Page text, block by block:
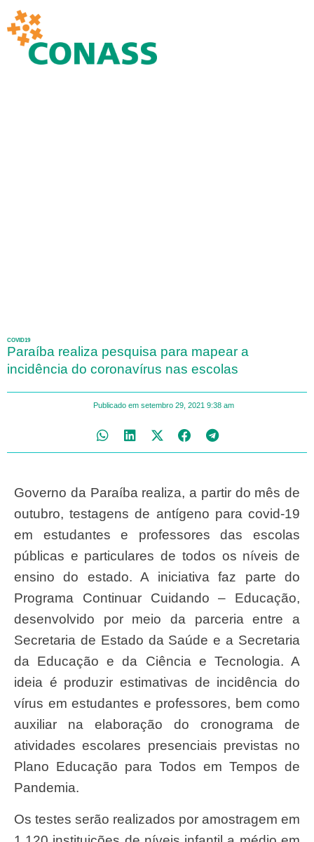
COVID19
Paraíba realiza pesquisa para mapear a
incidência do coronavírus nas escolas
Publicado em setembro 29, 2021 9:38 am
Governo da Paraíba realiza, a partir do mês de
outubro, testagens de antígeno para covid-19
em estudantes e professores das escolas
públicas e particulares de todos os níveis de
ensino do estado. A iniciativa faz parte do
Programa Continuar Cuidando – Educação,
desenvolvido por meio da parceria entre a
Secretaria de Estado da Saúde e a Secretaria
da Educação e da Ciência e Tecnologia. A
ideia é produzir estimativas de incidência do
vírus em estudantes e professores, bem como
auxiliar na elaboração do cronograma de
atividades escolares presenciais previstas no
Plano Educação para Todos em Tempos de
Pandemia.
Os testes serão realizados por amostragem em